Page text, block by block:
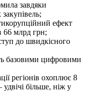
завдяки
ефект
66 млрд грн;
до швидкісного
базовими цифровими
регіонів охоплює 8
удвічі більше, ніж у